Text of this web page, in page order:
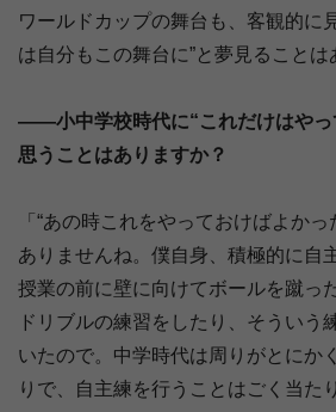
ワールドカップの舞台も、客観的に
は自分もこの舞台に”と夢見ることは
――小中学校時代に“これだけはやっ
思うことはありますか？
「“あの時これをやっておけばよか
ありませんね。僕自身、積極的に自
授業の前に壁に向けてボールを蹴っ
ドリブルの練習をしたり、そういう
いたので。中学時代は周りがとにか
りで、自主練を行うことはごく当た